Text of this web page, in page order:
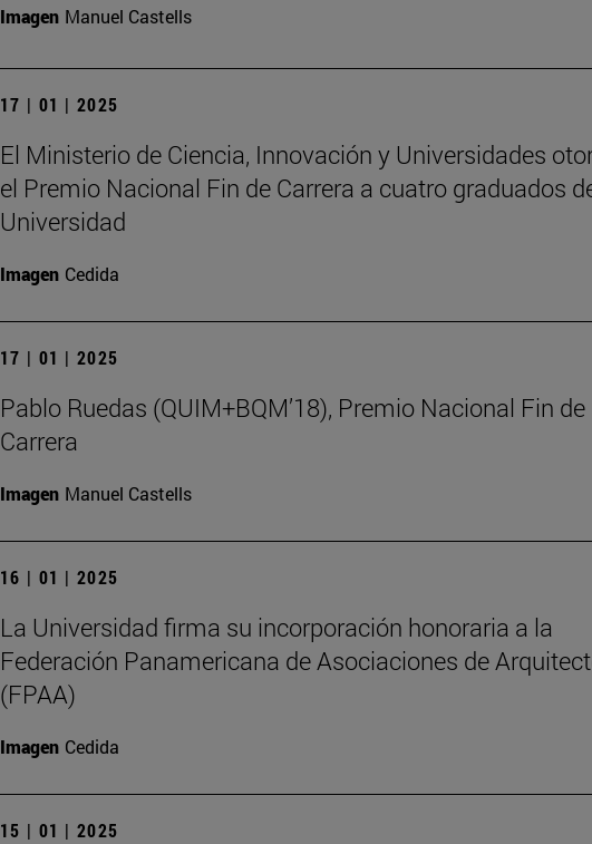
Imagen Manuel Castells
17 | 01 | 2025
El Ministerio de Ciencia, Innovación y Universidades
el Premio Nacional Fin de Carrera a cuatro graduados
Universidad
Imagen Cedida
17 | 01 | 2025
Pablo Ruedas (QUIM+BQM’18), Premio Nacional Fin de
Carrera
Imagen Manuel Castells
16 | 01 | 2025
La Universidad firma su incorporación honoraria a la
Federación Panamericana de Asociaciones de
(FPAA)
Imagen Cedida
15 | 01 | 2025